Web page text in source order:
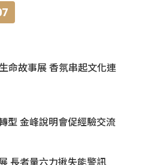
命故事展 香氛串起文化連
型 金峰說明會促經驗交流
長者量六力揪失能警訊